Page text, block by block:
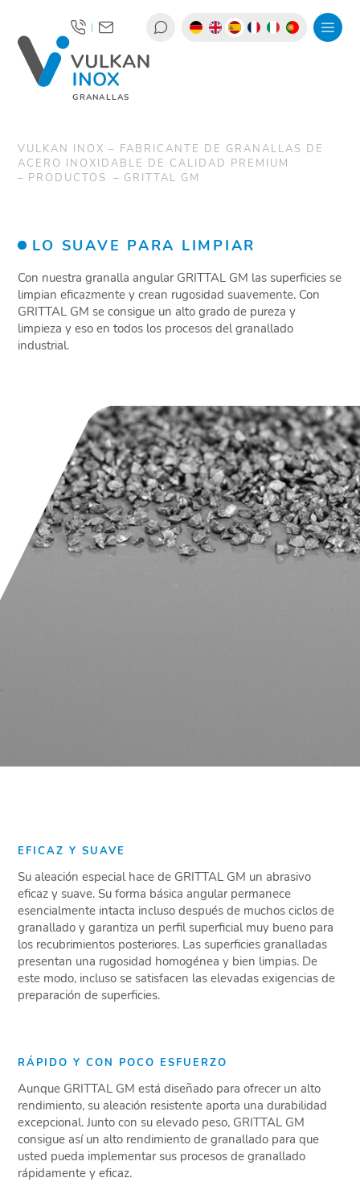
GRANALLAS
|
VULKAN INOX – FABRICANTE DE GRANALLAS DE
ACERO INOXIDABLE DE CALIDAD PREMIUM
PRODUCTOS
GRITTAL GM
LO SUAVE PARA LIMPIAR
Con nuestra granalla angular GRITTAL GM las superficies se
limpian eficazmente y crean rugosidad suavemente. Con
GRITTAL GM se consigue un alto grado de pureza y
limpieza y eso en todos los procesos del granallado
industrial.
EFICAZ Y SUAVE
Su aleación especial hace de GRITTAL GM un abrasivo
eficaz y suave. Su forma básica angular permanece
esencialmente intacta incluso después de muchos ciclos de
granallado y garantiza un perfil superficial muy bueno para
los recubrimientos posteriores. Las superficies granalladas
presentan una rugosidad homogénea y bien limpias. De
este modo, incluso se satisfacen las elevadas exigencias de
preparación de superficies.
RÁPIDO Y CON POCO ESFUERZO
Aunque GRITTAL GM está diseñado para ofrecer un alto
rendimiento, su aleación resistente aporta una durabilidad
excepcional. Junto con su elevado peso, GRITTAL GM
consigue así un alto rendimiento de granallado para que
usted pueda implementar sus procesos de granallado
rápidamente y eficaz.